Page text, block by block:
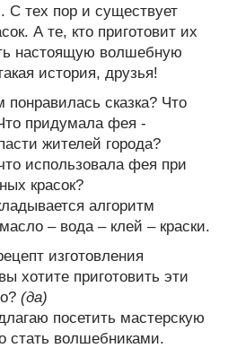
тех пор и существует
А те, кто приготовит их
настоящую волшебную
история, друзья!
понравилась сказка? Что
придумала фея -
жителей города?
использовала фея при
красок?
алгоритм
– вода – клей – краски.
изготовления
хотите приготовить эти
(да)
посетить мастерскую
стать волшебниками.